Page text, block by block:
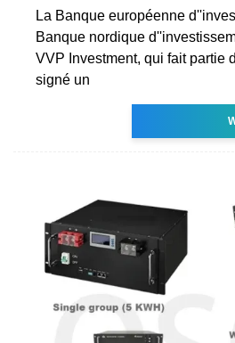
La Banque européenne
Banque nordique
VVP Investment, qui fait partie
signé un